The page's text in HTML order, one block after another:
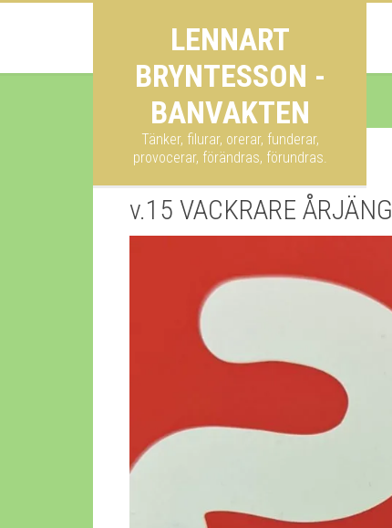
LENNART
BRYNTESSON -
BANVAKTEN
Tänker, filurar, orerar, funderar,
provocerar, förändras, förundras.
v.15 VACKRARE ÅRJÄNG